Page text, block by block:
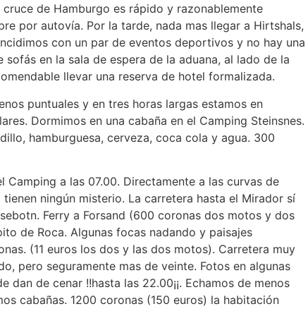
de Hamburgo es rápido y razonablemente
por autovía. Por la tarde, nada mas llegar a Hirtshals,
con un par de eventos deportivos y no hay una
en la sala de espera de la aduana, al lado de la
llevar una reserva de hotel formalizada.
puntuales y en tres horas largas estamos en
Dormimos en una cabaña en el Camping Steinsnes.
hamburguesa, cerveza, coca cola y agua. 300
Camping a las 07.00. Directamente a las curvas de
ningún misterio. La carretera hasta el Mirador sí
Ferry a Forsand (600 coronas dos motos y dos
de Roca. Algunas focas nadando y paisajes
(11 euros los dos y las dos motos). Carretera muy
pero seguramente mas de veinte. Fotos en algunas
de cenar !!hasta las 22.00¡¡. Echamos de menos
cabañas. 1200 coronas (150 euros) la habitación